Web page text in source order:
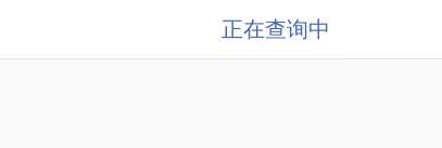
正在查询中